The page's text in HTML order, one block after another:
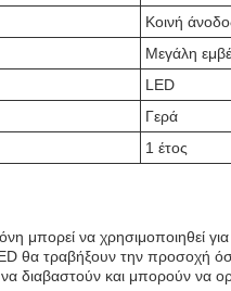
Κοινή
Μεγάλη
LED
Γερά
1 έτος
να χρησιμοποιηθεί για
θα τραβήξουν την προσοχή
διαβαστούν και μπορούν